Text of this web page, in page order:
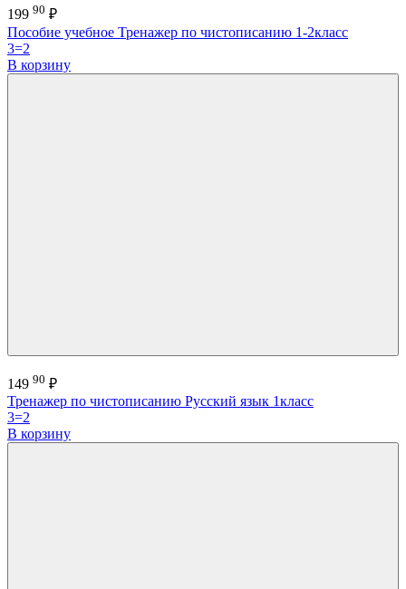
199 90 ₽
Пособие учебное Тренажер по чистописанию 1-2класс
3=2
В корзину
149 90 ₽
Тренажер по чистописанию Русский язык 1класс
3=2
В корзину